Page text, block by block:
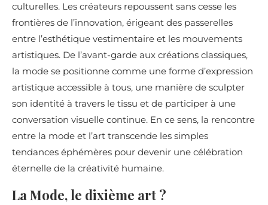
culturelles. Les créateurs repoussent sans cesse les
frontières de l’innovation, érigeant des passerelles
entre l’esthétique vestimentaire et les mouvements
artistiques. De l’avant-garde aux créations classiques,
la mode se positionne comme une forme d’expression
artistique accessible à tous, une manière de sculpter
son identité à travers le tissu et de participer à une
conversation visuelle continue. En ce sens, la rencontre
entre la mode et l’art transcende les simples
tendances éphémères pour devenir une célébration
éternelle de la créativité humaine.
La Mode, le dixième art ?